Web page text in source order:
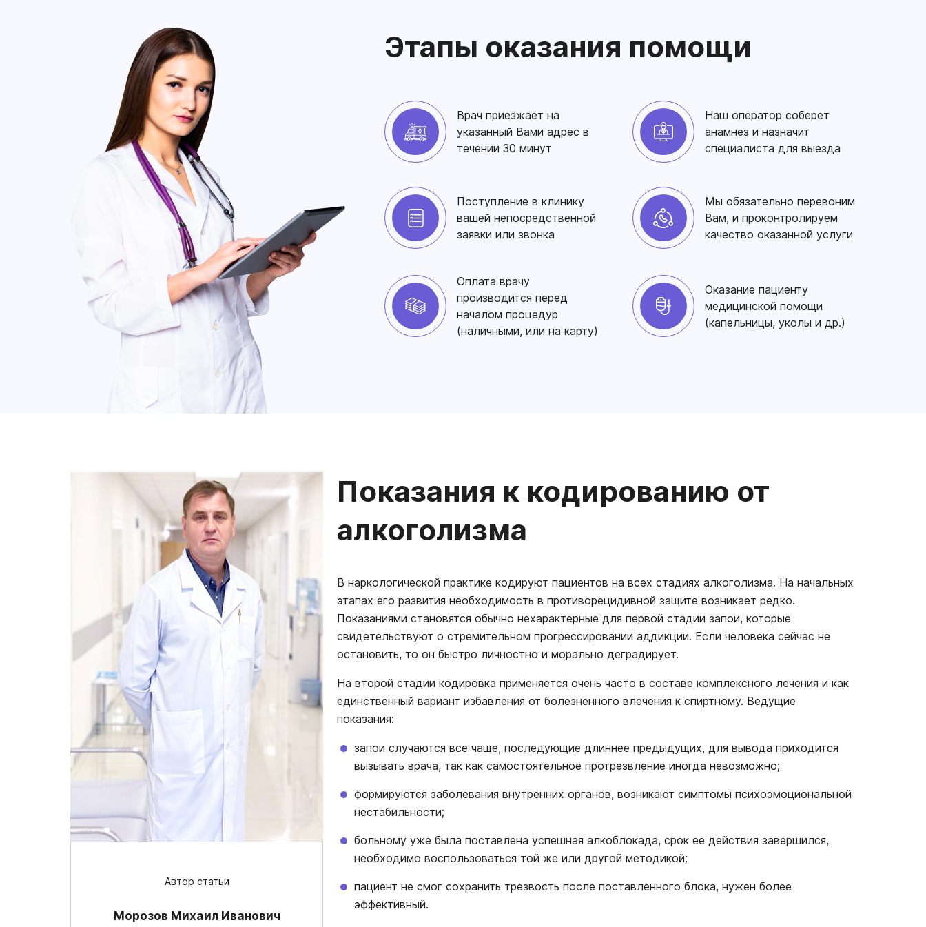
Этапы оказания помощи
Врач приезжает на
указанный Вами адрес в
течении 30 минут
Наш оператор соберет
анамнез и назначит
специалиста для выезда
Поступление в клинику
вашей непосредственной
заявки или звонка
Мы обязательно перевоним
Вам, и проконтролируем
качество оказанной услуги
Оплата врачу
производится перед
началом процедур
(наличными, или на карту)
Оказание пациенту
медицинской помощи
(капельницы, уколы и др.)
Автор статьи
Морозов Михаил Иванович
Показания к кодированию от
алкоголизма
В наркологической практике кодируют пациентов на всех стадиях алкоголизма. На начальных
этапах его развития необходимость в противорецидивной защите возникает редко.
Показаниями становятся обычно нехарактерные для первой стадии запои, которые
свидетельствуют о стремительном прогрессировании аддикции. Если человека сейчас не
остановить, то он быстро личностно и морально деградирует.
На второй стадии кодировка применяется очень часто в составе комплексного лечения и как
единственный вариант избавления от болезненного влечения к спиртному. Ведущие
показания:
запои случаются все чаще, последующие длиннее предыдущих, для вывода приходится
вызывать врача, так как самостоятельное протрезвление иногда невозможно;
формируются заболевания внутренних органов, возникают симптомы психоэмоциональной
нестабильности;
больному уже была поставлена успешная алкоблокада, срок ее действия завершился,
необходимо воспользоваться той же или другой методикой;
пациент не смог сохранить трезвость после поставленного блока, нужен более
эффективный.